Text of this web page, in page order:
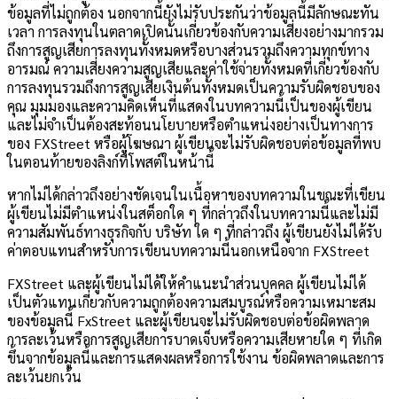
ข้อมูลที่ไม่ถูกต้อง นอกจากนี้ยังไม่รับประกันว่าข้อมูลนี้มีลักษณะทัน
เวลา การลงทุนในตลาดเปิดนั้นเกี่ยวข้องกับความเสี่ยงอย่างมากรวม
ถึงการสูญเสียการลงทุนทั้งหมดหรือบางส่วนรวมถึงความทุกข์ทาง
อารมณ์ ความเสี่ยงความสูญเสียและค่าใช้จ่ายทั้งหมดที่เกี่ยวข้องกับ
การลงทุนรวมถึงการสูญเสียเงินต้นทั้งหมดเป็นความรับผิดชอบของ
คุณ มุมมองและความคิดเห็นที่แสดงในบทความนี้เป็นของผู้เขียน
และไม่จำเป็นต้องสะท้อนนโยบายหรือตำแหน่งอย่างเป็นทางการ
ของ FXStreet หรือผู้โฆษณา ผู้เขียนจะไม่รับผิดชอบต่อข้อมูลที่พบ
ในตอนท้ายของลิงก์ที่โพสต์ในหน้านี้
หากไม่ได้กล่าวถึงอย่างชัดเจนในเนื้อหาของบทความในขณะที่เขียน
ผู้เขียนไม่มีตำแหน่งในสต็อกใด ๆ ที่กล่าวถึงในบทความนี้และไม่มี
ความสัมพันธ์ทางธุรกิจกับ บริษัท ใด ๆ ที่กล่าวถึง ผู้เขียนยังไม่ได้รับ
ค่าตอบแทนสำหรับการเขียนบทความนี้นอกเหนือจาก FXStreet
FXStreet และผู้เขียนไม่ได้ให้คำแนะนำส่วนบุคคล ผู้เขียนไม่ได้
เป็นตัวแทนเกี่ยวกับความถูกต้องความสมบูรณ์หรือความเหมาะสม
ของข้อมูลนี้ FxStreet และผู้เขียนจะไม่รับผิดชอบต่อข้อผิดพลาด
การละเว้นหรือการสูญเสียการบาดเจ็บหรือความเสียหายใด ๆ ที่เกิด
ขึ้นจากข้อมูลนี้และการแสดงผลหรือการใช้งาน ข้อผิดพลาดและการ
ละเว้นยกเว้น